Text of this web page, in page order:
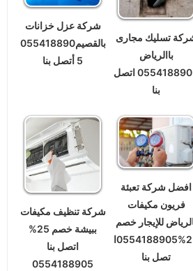
تسليك مجارى
باالرياض
0554188905 اتصل
بنا
شركة عزل خزانات
بالقصيم055418890
5 أتصل بنا
افضل شركة تعبئة
فريون مكيفات
للإيجار خصم
25%0554188905ا
تصل بنا
شركة تنظيف مكيفات
ببيشة خصم 25%
اتصل بنا
0554188905